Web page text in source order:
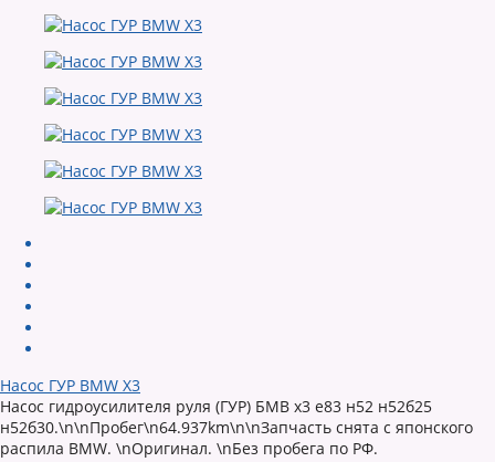
Насос ГУР BMW X3
Насос гидроусилителя руля (ГУР) БМВ х3 е83 н52 н52б25
н52б30.\n\nПробег\n64.937km\n\nЗапчасть снята с японского
распила BMW. \nОригинал. \nБез пробега по РФ.